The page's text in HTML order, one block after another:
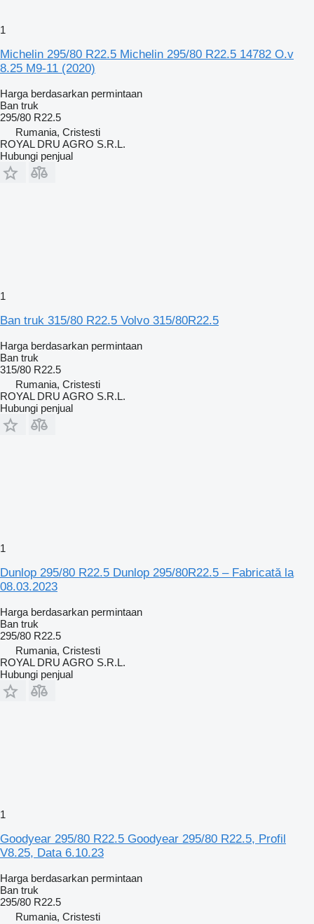
1
Michelin 295/80 R22.5 Michelin 295/80 R22.5 14782 O.v
8.25 M9-11 (2020)
Harga berdasarkan permintaan
Ban truk
295/80 R22.5
Rumania, Cristesti
ROYAL DRU AGRO S.R.L.
Hubungi penjual
1
Ban truk 315/80 R22.5 Volvo 315/80R22.5
Harga berdasarkan permintaan
Ban truk
315/80 R22.5
Rumania, Cristesti
ROYAL DRU AGRO S.R.L.
Hubungi penjual
1
Dunlop 295/80 R22.5 Dunlop 295/80R22.5 – Fabricată la
08.03.2023
Harga berdasarkan permintaan
Ban truk
295/80 R22.5
Rumania, Cristesti
ROYAL DRU AGRO S.R.L.
Hubungi penjual
1
Goodyear 295/80 R22.5 Goodyear 295/80 R22.5, Profil
V8.25, Data 6.10.23
Harga berdasarkan permintaan
Ban truk
295/80 R22.5
Rumania, Cristesti